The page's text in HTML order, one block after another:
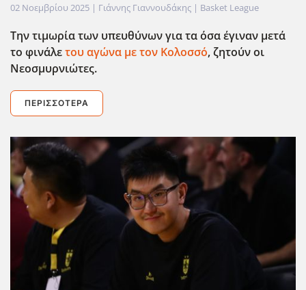
02 Νοεμβρίου 2025 | Γιάννης Γιαννουδάκης | Basket League
Την τιμωρία των υπευθύνων για τα όσα έγιναν μετά
το φινάλετου αγώνα με τον Κολοσσό, ζητούν οι
Νεοσμυρνιώτες.
ΠΕΡΙΣΣΌΤΕΡΑ